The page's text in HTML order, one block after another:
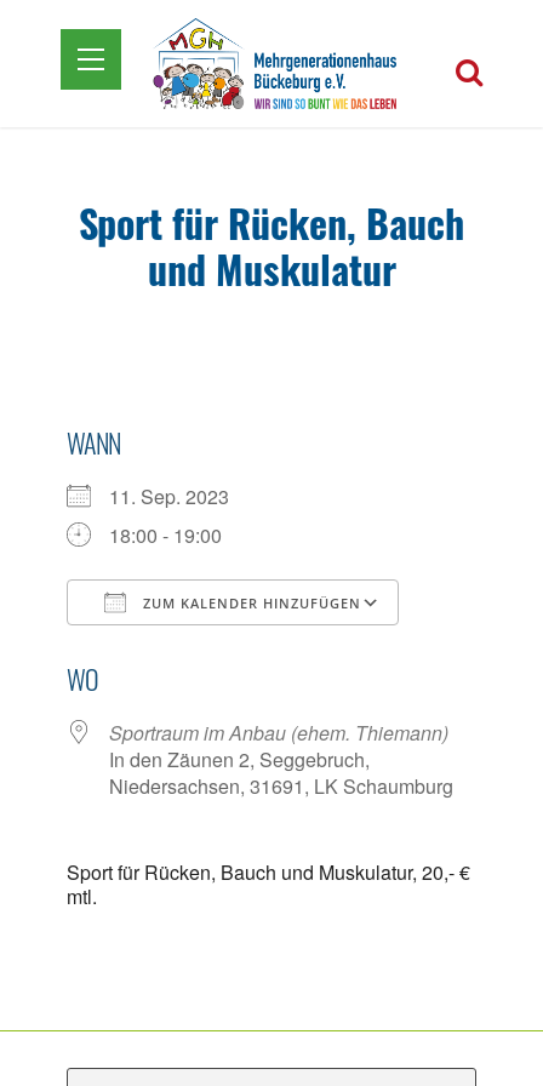
Sport für Rücken, Bauch
und Muskulatur
WANN
11. Sep. 2023
18:00 - 19:00
ZUM KALENDER HINZUFÜGEN
WO
Sportraum im Anbau (ehem. Thiemann)
In den Zäunen 2, Seggebruch,
Niedersachsen, 31691, LK Schaumburg
Sport für Rücken, Bauch und Muskulatur, 20,- €
mtl.